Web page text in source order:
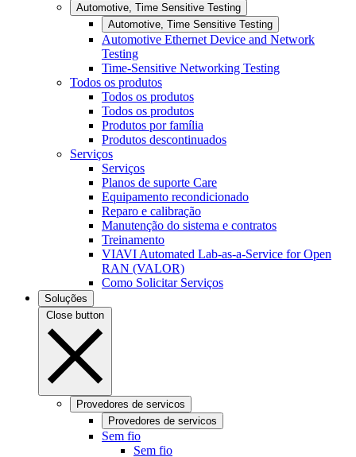
Automotive, Time Sensitive Testing
Automotive, Time Sensitive Testing
Automotive Ethernet Device and Network
Testing
Time-Sensitive Networking Testing
Todos os produtos
Todos os produtos
Todos os produtos
Produtos por família
Produtos descontinuados
Serviços
Serviços
Planos de suporte Care
Equipamento recondicionado
Reparo e calibração
Manutenção do sistema e contratos
Treinamento
VIAVI Automated Lab-as-a-Service for Open
RAN (VALOR)
Como Solicitar Serviços
Soluções
Close button
Provedores de servicos
Provedores de servicos
Sem fio
Sem fio